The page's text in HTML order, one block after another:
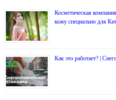
Косметическая
кожу специально для
Как это работает? |